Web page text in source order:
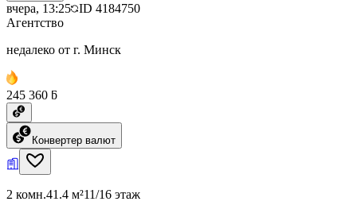
вчера, 13:25 ID 4184750
Агентство
недалеко от г. Минск
245 360 ƃ
Конвертер валют
2 комн.41.4 м²11/16 этаж